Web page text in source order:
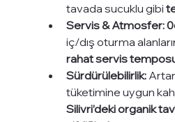
tavada sucuklu gibi
Servis & Atmosfer:
iç/dış oturma
rahat servis
Sürdürülebilirlik:
tüketimine uygun
Silivri’deki organik